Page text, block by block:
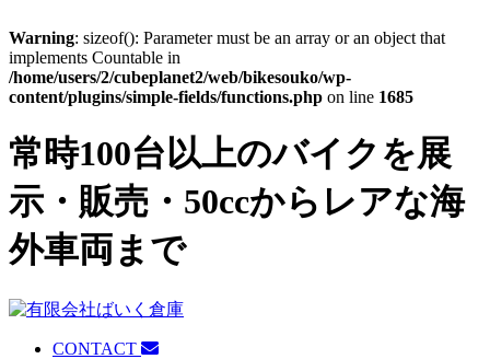
Warning: sizeof(): Parameter must be an array or an object that
implements Countable in
/home/users/2/cubeplanet2/web/bikesouko/wp-
content/plugins/simple-fields/functions.php on line 1685
常時100台以上のバイクを展
示・販売・50ccからレアな海
外車両まで
CONTACT